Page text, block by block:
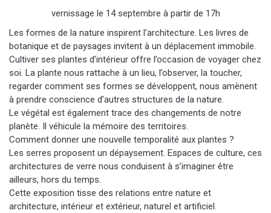
vernissage le 14 septembre à partir de 17h
Les formes de la nature inspirent l’architecture. Les livres de
botanique et de paysages invitent à un déplacement immobile.
Cultiver ses plantes d’intérieur offre l’occasion de voyager chez
soi. La plante nous rattache à un lieu, l’observer, la toucher,
regarder comment ses formes se développent, nous amènent
à prendre conscience d’autres structures de la nature.
Le végétal est également trace des changements de notre
planète. Il véhicule la mémoire des territoires.
Comment donner une nouvelle temporalité aux plantes ?
Les serres proposent un dépaysement. Espaces de culture, ces
architectures de verre nous conduisent à s’imaginer être
ailleurs, hors du temps.
Cette exposition tisse des relations entre nature et
architecture, intérieur et extérieur, naturel et artificiel.